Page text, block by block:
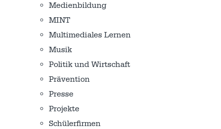
Medienbildung
MINT
Multimediales Lernen
Musik
Politik und Wirtschaft
Prävention
Presse
Projekte
Schülerfirmen